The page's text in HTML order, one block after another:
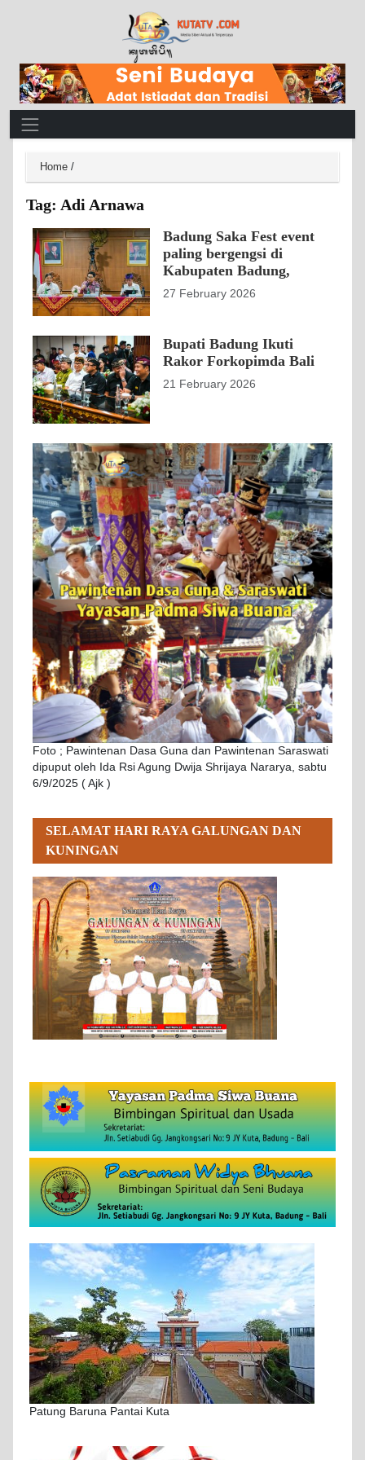
Main Navigation
Home /
Tag: Adi Arnawa
Badung Saka Fest event
paling bergengsi di
Kabupaten Badung,
27 February 2026
Bupati Badung Ikuti
Rakor Forkopimda Bali
21 February 2026
Foto ; Pawintenan Dasa Guna dan Pawintenan Saraswati
dipuput oleh Ida Rsi Agung Dwija Shrijaya Nararya, sabtu
6/9/2025 ( Ajk )
SELAMAT HARI RAYA GALUNGAN DAN
KUNINGAN
Patung Baruna Pantai Kuta